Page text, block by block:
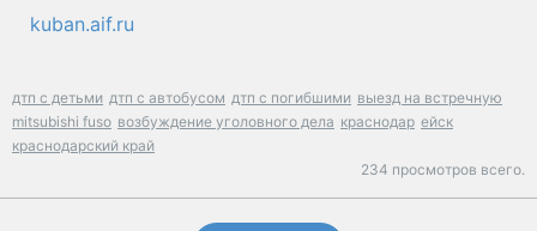
kuban.aif.ru
дтп с детьми дтп с автобусом дтп с погибшими выезд на встречную
mitsubishi fuso возбуждение уголовного дела краснодар ейск
краснодарский край
234 просмотров всего.